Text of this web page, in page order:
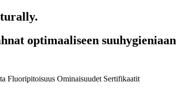
optimaaliseen suuhygieniaan
Fluoripitoisuus Ominaisuudet Sertifikaatit